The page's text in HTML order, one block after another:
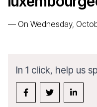
— On Wednesday,
In 1 click, help us